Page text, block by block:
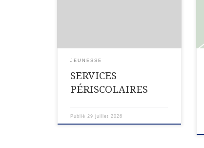
de notre prestataire de
restauration. Les […]
JEUNESSE
SERVICES
PÉRISCOLAIRES
Publié29 juillet 2026